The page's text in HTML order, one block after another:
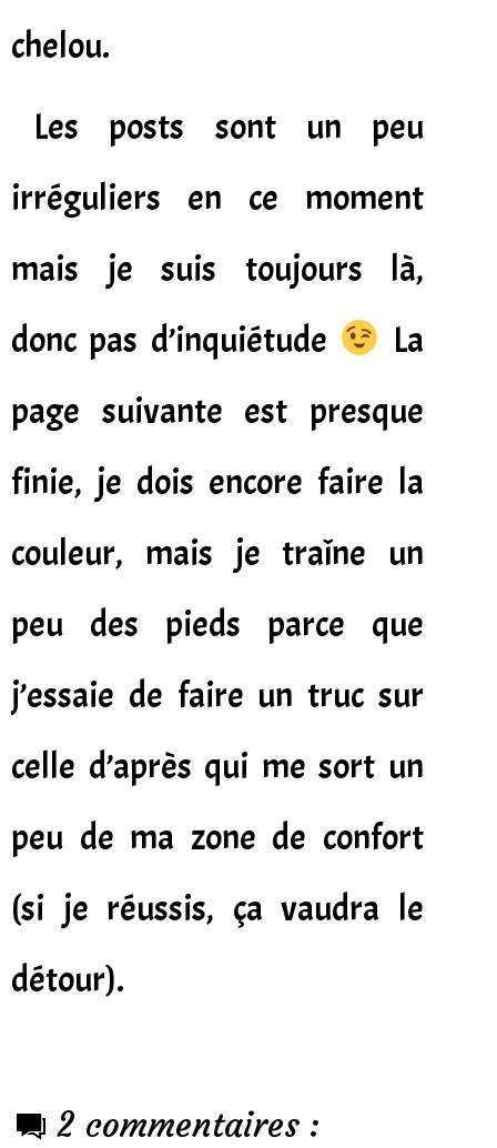
chelou.
Les posts sont un peu
irréguliers en ce moment
mais je suis toujours là,
donc pas d’inquiétude
La
page suivante est presque
finie, je dois encore faire la
couleur, mais je traîne un
peu des pieds parce que
j’essaie de faire un truc sur
celle d’après qui me sort un
peu de ma zone de confort
(si je réussis, ça vaudra le
détour).
2 commentaires :